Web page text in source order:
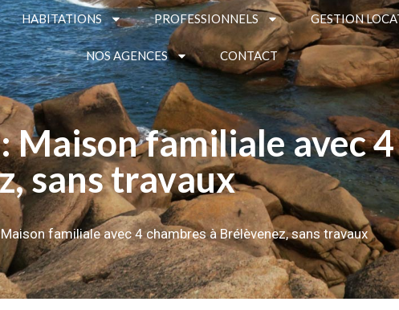
HABITATIONS PROFESSIONNELS GESTION
NOS AGENCES CONTACT
Maison familiale avec
sans travaux
Maison familiale avec 4 chambres à Brélèvenez, sans travaux